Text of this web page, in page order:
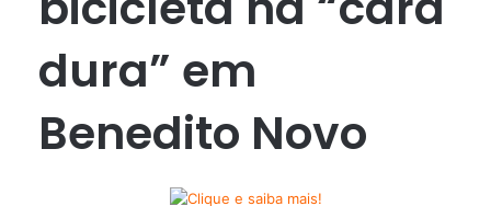
dura” em
Benedito Novo